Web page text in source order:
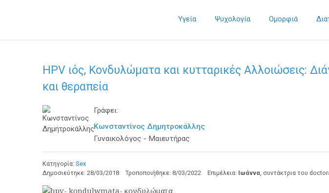
Υγεία Ψυχολογία Ομορφιά
HPV ιός, Κονδυλώματα και κυτταρικές Αλλοιώσεις:
και θεραπεία
Γράφει:
Κωνσταντίνος Δημητροκάλλης
Γυναικολόγος - Μαιευτήρας
Κατηγορία: Sex
Δημοσιεύτηκε: 28/03/2018 Τροποποιήθηκε: 8/03/2022 Επιμέλεια: Ιωάννα, συντάκτρια του